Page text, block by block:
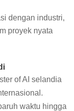
dengan industri,
proyek nyata
of AI selandia
waktu hingga